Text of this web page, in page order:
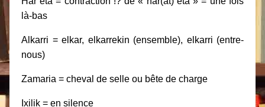
là-bas
Alkarri = elkar, elkarrekin (ensemble), elkarri (entre-
nous)
Zamaria = cheval de selle ou bête de charge
Ixilik = en silence